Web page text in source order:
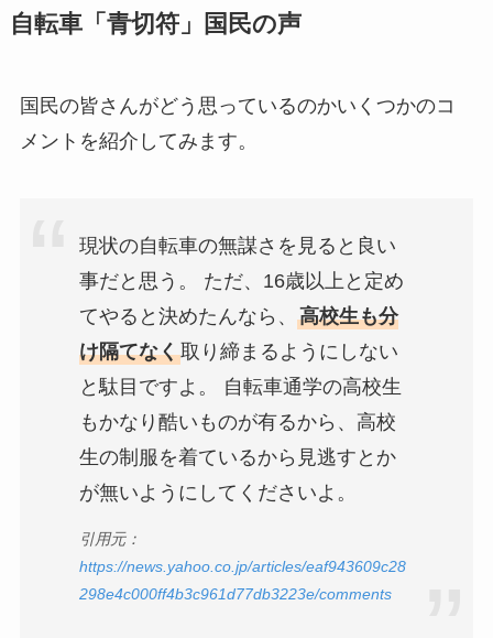
自転車「青切符」 国民の声
国民の皆さんがどう思っているのかいくつかのコ
メントを紹介してみます。
現状の自転車の無謀さを見ると良い
事だと思う。 ただ、16歳以上と定め
てやると決めたんなら、 高校生も分
け隔てなく取り締まるようにしない
と駄目ですよ。 自転車通学の高校生
もかなり酷いものが有るから、高校
生の制服を着ているから見逃すとか
が無いようにしてくださいよ。
引用元：
https://news.yahoo.co.jp/articles/eaf943609c28
298e4c000ff4b3c961d77db3223e/comments